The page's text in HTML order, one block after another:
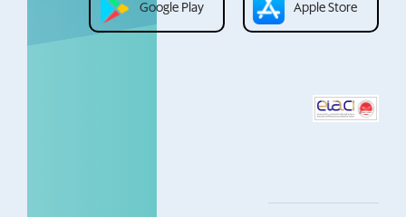
Google Play Apple Store